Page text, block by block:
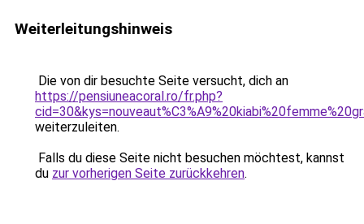
Weiterleitungshinweis
Die von dir besuchte Seite versucht, dich an
https://pensiuneacoral.ro/fr.php?
weiterzuleiten.
Falls du diese Seite nicht besuchen möchtest, kannst
du zur vorherigen Seite zurückkehren.